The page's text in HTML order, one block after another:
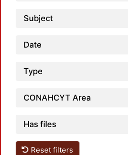
Subject
Date
Type
CONAHCYT Area
Has files
Reset filters